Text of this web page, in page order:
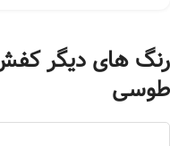
رنگ های دیگر
طوسی